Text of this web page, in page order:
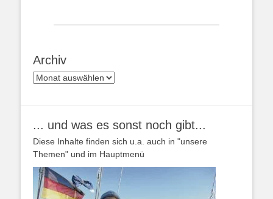
Archiv
Archiv
... und was es sonst noch gibt...
Diese Inhalte finden sich u.a. auch in "unsere
Themen" und im Hauptmenü